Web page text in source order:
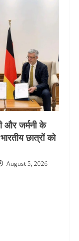
और जर्मनी के
छात्रों को
August 5, 2026